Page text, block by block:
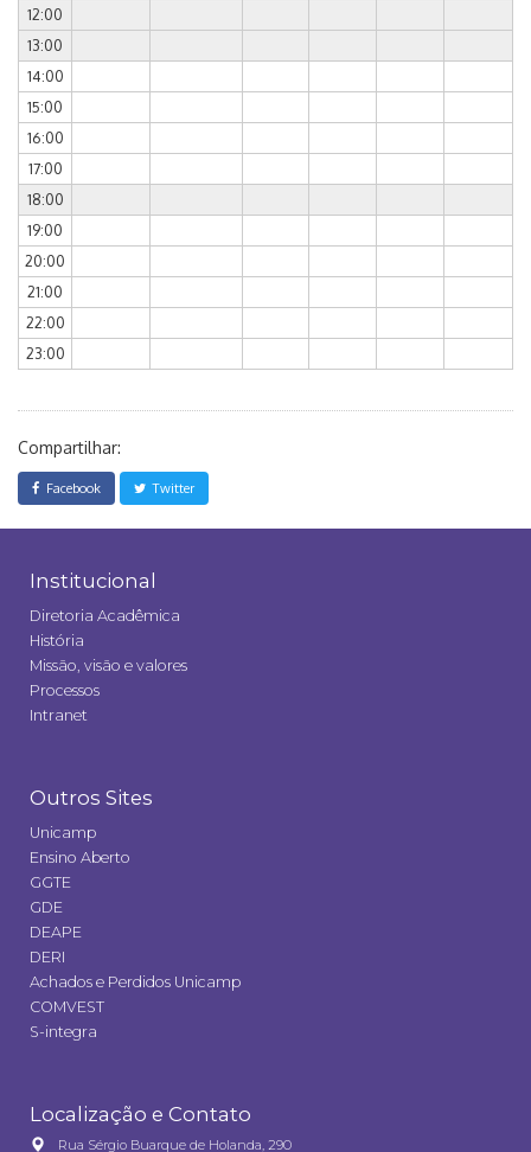
12:00
13:00
14:00
15:00
16:00
17:00
18:00
19:00
20:00
21:00
22:00
23:00
Compartilhar:
Facebook Twitter
Institucional
Diretoria Acadêmica
História
Missão, visão e valores
Processos
Intranet
Outros Sites
Unicamp
Ensino Aberto
GGTE
GDE
DEAPE
DERI
Achados e Perdidos Unicamp
COMVEST
S-integra
Localização e Contato
Rua Sérgio Buarque de Holanda, 290